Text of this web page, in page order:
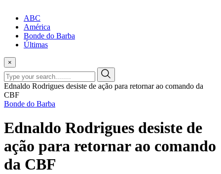
ABC
América
Bonde do Barba
Últimas
×
Ednaldo Rodrigues desiste de ação para retornar ao comando da
CBF
Bonde do Barba
Ednaldo Rodrigues desiste de
ação para retornar ao comando
da CBF